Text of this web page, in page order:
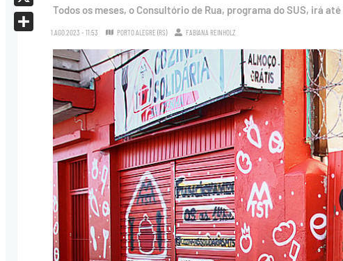
Todos os meses, o Consultório de Rua, programa do SUS, irá
1.AGO.2023 - 11:53 PORTO ALEGRE (RS) FABIANA REINHOLZ
X